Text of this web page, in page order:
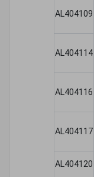
AL404109
AL404114
AL404116
AL404117
AL404120